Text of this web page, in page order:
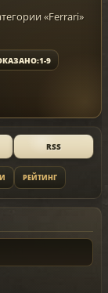
«Ferrari»
1-9
RSS
РЕЙТИНГ